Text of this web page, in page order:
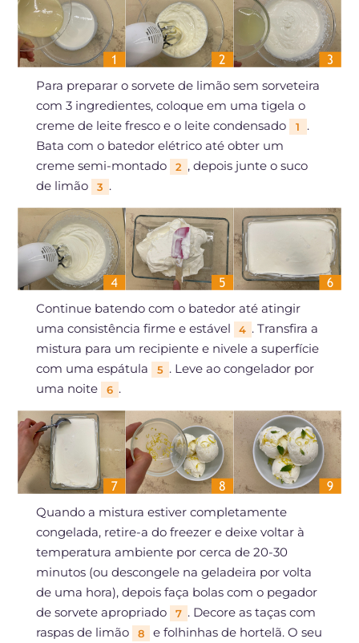
Para preparar o sorvete de limão sem sorveteira
com 3 ingredientes, coloque em uma tigela o
creme de leite fresco e o leite condensado
1
.
Bata com o batedor elétrico até obter um
creme semi-montado
2 , depois junte o suco
de limão
3 .
Continue batendo com o batedor até atingir
uma consistência firme e estável
4 . Transfira a
mistura para um recipiente e nivele a superfície
com uma espátula
5 . Leve ao congelador por
uma noite
6 .
Quando a mistura estiver completamente
congelada, retire-a do freezer e deixe voltar à
temperatura ambiente por cerca de 20-30
minutos (ou descongele na geladeira por volta
de uma hora), depois faça bolas com o pegador
de sorvete apropriado
7 . Decore as taças com
raspas de limão
8
e folhinhas de hortelã. O seu